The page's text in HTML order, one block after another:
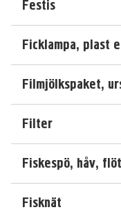
Festis
Ficklampa, plast
Filmjölkspaket,
Filter
Fiskespö, håv,
Fisknät